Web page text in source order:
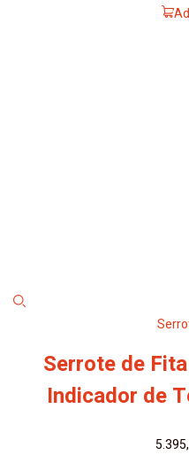
Serrote de
Indicador de